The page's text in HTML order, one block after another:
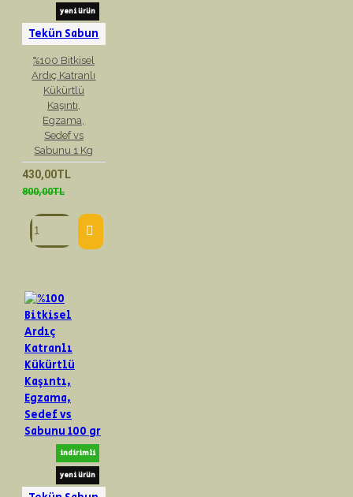
yeni ürün
Tekün Sabun
%100 Bitkisel
Ardıç Katranlı
Kükürtlü
Kaşıntı,
Egzama,
Sedef vs
Sabunu 1 Kg
430,00TL
800,00TL
indirimli
yeni ürün